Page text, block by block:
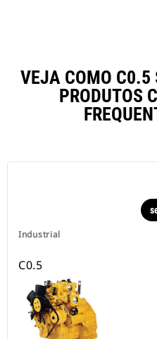
VEJA COMO C0.5
PRODUTOS
Industrial
C0.5